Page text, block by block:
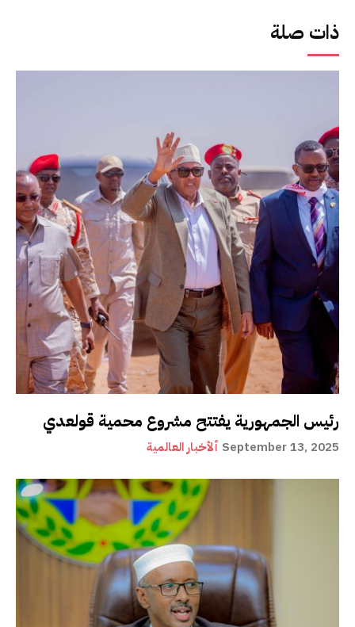
ذات صلة
رئيس الجمهورية يفتتح مشروع محمية قولعدي
ألأخبار العالمية September 13, 2025